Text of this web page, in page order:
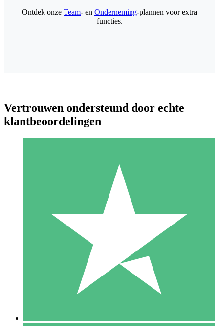
Individuele Creditpakketten
Betaal per gebruik met downloadtegoeden. Geen maandelijkse
1000
Ontdek onze Team- en Onderneming-plannen voor extra
functies.
Vertrouwen ondersteund door echte
klantbeoordelingen